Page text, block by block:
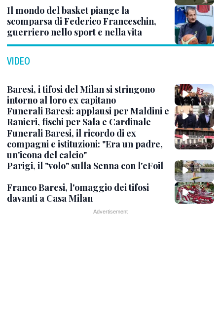
Il mondo del basket piange la
scomparsa di Federico Franceschin,
guerriero nello sport e nella vita
VIDEO
Baresi, i tifosi del Milan si stringono
intorno al loro ex capitano
Funerali Baresi: applausi per Maldini e
Ranieri, fischi per Sala e Cardinale
Funerali Baresi, il ricordo di ex
compagni e istituzioni: "Era un padre,
un'icona del calcio"
Parigi, il "volo" sulla Senna con l'eFoil
Franco Baresi, l'omaggio dei tifosi
davanti a Casa Milan